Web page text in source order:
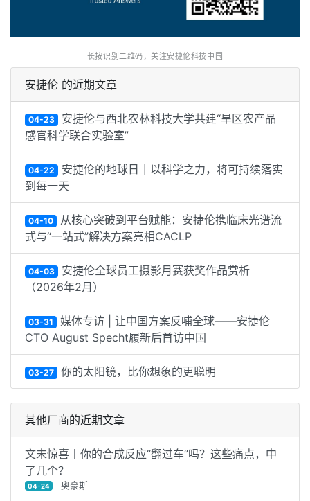
长按识别二维码，关注安捷伦科技中国
安捷伦 的近期文章
04-23 安捷伦与西北农林科技大学共建“旱区农产品
感官科学联合实验室”
04-22 安捷伦的地球日｜以科学之力，将可持续落实
到每一天
04-10 从核心突破到平台赋能：安捷伦携临床光谱流
式与“一站式”解决方案亮相CACLP
04-03 安捷伦全球员工摄影月赛获奖作品赏析
（2026年2月）
03-31 媒体专访 | 让中国方案反哺全球——安捷伦
CTO August Specht履新后首访中国
03-27 你的太阳镜，比你想象的更聪明
其他厂商的近期文章
文末惊喜丨你的合成反应“翻过车”吗？这些痛点，中
了几个？
04-24 奥豪斯